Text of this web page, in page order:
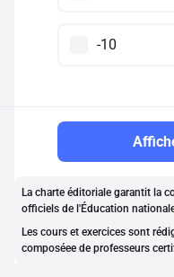
-10
La charte éditoriale garantit la
officiels de l'Éducation
Les cours et exercices sont
composéee de professeurs